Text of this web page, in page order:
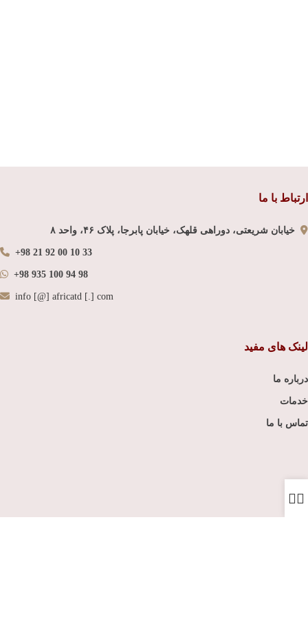
ارتباط با ما
خیابان شریعتی، دوراهی قلهک، خیابان پابرجا، پلاک ۴۶، واحد ۸
+98 21 92 00 10 33
+98 935 100 94 98
info [@] africatd [.] com
لینک های مفید
درباره ما
خدمات
تماس با ما